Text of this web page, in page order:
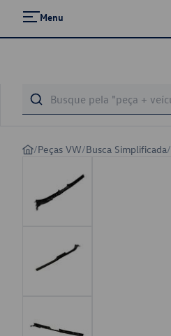
Menu
/Peças VW/Busca Simplificada/